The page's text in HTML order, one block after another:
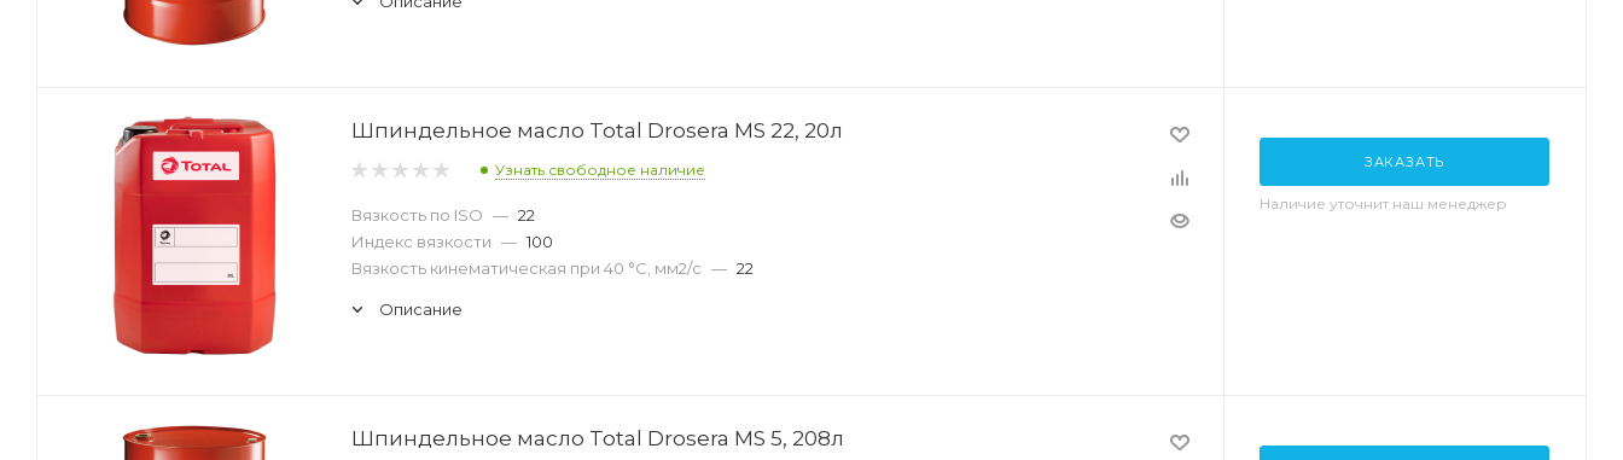
Шпиндельное масло Total Drosera MS 22, 20л
Узнать свободное наличие
Вязкость по ISO — 22
Индекс вязкости — 100
Вязкость кинематическая при 40 °С, мм2/с — 22
Описание
ЗАКАЗАТЬ
Наличие уточнит наш менеджер
Шпиндельное масло Total Drosera MS 5, 208л